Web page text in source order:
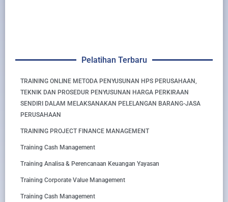
Pelatihan Terbaru
TRAINING ONLINE METODA PENYUSUNAN HPS PERUSAHAAN,
TEKNIK DAN PROSEDUR PENYUSUNAN HARGA PERKIRAAN
SENDIRI DALAM MELAKSANAKAN PELELANGAN BARANG-JASA
PERUSAHAAN
TRAINING PROJECT FINANCE MANAGEMENT
Training Cash Management
Training Analisa & Perencanaan Keuangan Yayasan
Training Corporate Value Management
Training Cash Management